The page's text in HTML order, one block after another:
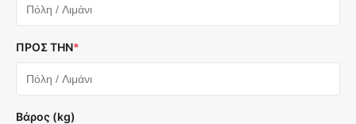
ΠΡΟΣ ΤΗΝ*
Βάρος (kg)